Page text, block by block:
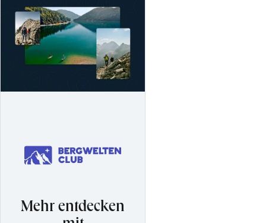
Mehr entdecken